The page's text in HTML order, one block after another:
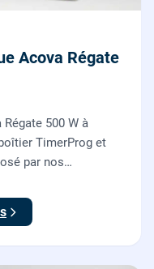
Acova Régate
500 W à
TimerProg et
par nos